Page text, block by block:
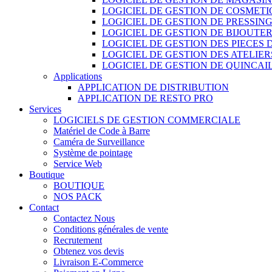
LOGICIEL DE GESTION DE
LOGICIEL DE GESTION DE PRESSING
LOGICIEL DE GESTION DE
LOGICIEL DE GESTION DES PIECES
LOGICIEL DE GESTION DES
LOGICIEL DE GESTION DE
Applications
APPLICATION DE DISTRIBUTION
APPLICATION DE RESTO PRO
Services
LOGICIELS DE GESTION COMMERCIALE
Matériel de Code à Barre
Caméra de Surveillance
Système de pointage
Service Web
Boutique
BOUTIQUE
NOS PACK
Contact
Contactez Nous
Conditions générales de vente
Recrutement
Obtenez vos devis
Livraison E-Commerce